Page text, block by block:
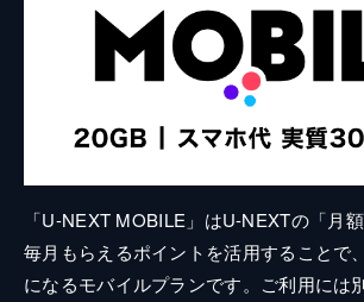
「U-NEXT MOBILE」はU-NEXTの「月
毎月もらえるポイントを活用することで
になるモバイルプランです。ご利用には